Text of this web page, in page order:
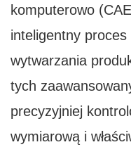
komputerowo
inteligentny
wytwarzania
tych
precyzyjniej
wymiarową i